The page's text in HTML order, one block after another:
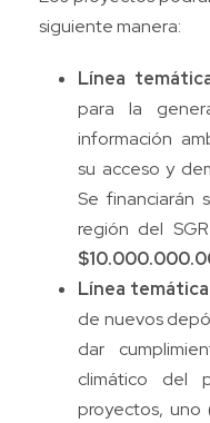
siguiente manera:
Línea
para la
información
su acceso y
Se financiarán
región del
Línea
de nuevos
dar
climático del
proyectos, uno